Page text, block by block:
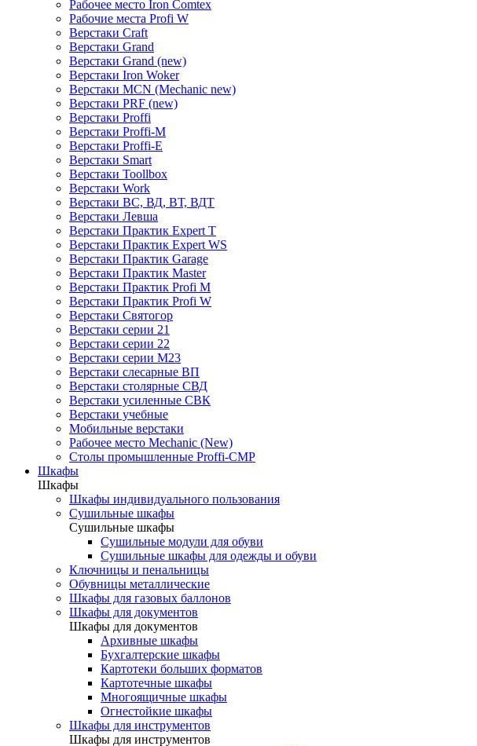
Рабочее место Iron Comtex
Рабочие места Profi W
Верстаки Craft
Верстаки Grand
Верстаки Grand (new)
Верстаки Iron Woker
Верстаки MCN (Mechanic new)
Верстаки PRF (new)
Верстаки Proffi
Верстаки Proffi-M
Верстаки Proffi-Е
Верстаки Smart
Верстаки Toollbox
Верстаки Work
Верстаки ВС, ВД, ВТ, ВДТ
Верстаки Левша
Верстаки Практик Expert T
Верстаки Практик Expert WS
Верстаки Практик Garage
Верстаки Практик Master
Верстаки Практик Profi M
Верстаки Практик Profi W
Верстаки Святогор
Верстаки серии 21
Верстаки серии 22
Верстаки серии М23
Верстаки слесарные ВП
Верстаки столярные СВД
Верстаки усиленные СВК
Верстаки учебные
Мобильные верстаки
Рабочее место Mechanic (New)
Столы промышленные Proffi-CMP
Шкафы
Шкафы
Шкафы индивидуального пользования
Cушильные шкафы
Cушильные шкафы
Сушильные модули для обуви
Сушильные шкафы для одежды и обуви
Ключницы и пенальницы
Обувницы металлические
Шкафы для газовых баллонов
Шкафы для документов
Шкафы для документов
Архивные шкафы
Бухгалтерские шкафы
Картотеки больших форматов
Картотечные шкафы
Многоящичные шкафы
Огнестойкие шкафы
Шкафы для инструментов
Шкафы для инструментов